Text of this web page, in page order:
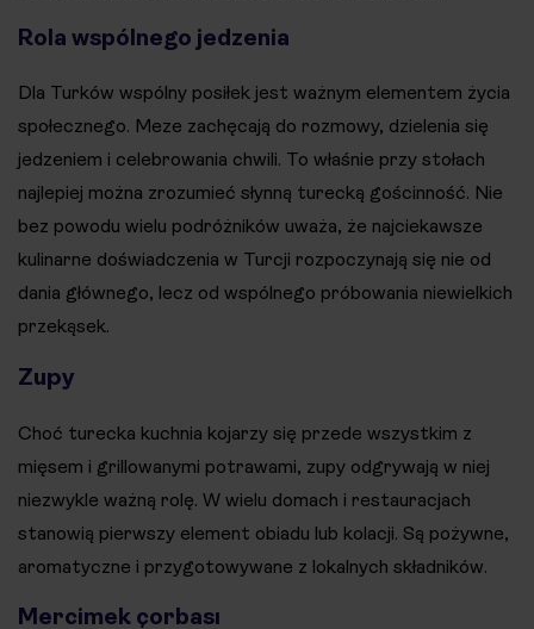
Rola wspólnego jedzenia
Dla Turków wspólny posiłek jest ważnym elementem życia
społecznego. Meze zachęcają do rozmowy, dzielenia się
jedzeniem i celebrowania chwili. To właśnie przy stołach
najlepiej można zrozumieć słynną turecką gościnność. Nie
bez powodu wielu podróżników uważa, że najciekawsze
kulinarne doświadczenia w Turcji rozpoczynają się nie od
dania głównego, lecz od wspólnego próbowania niewielkich
przekąsek.
Zupy
Choć turecka kuchnia kojarzy się przede wszystkim z
mięsem i grillowanymi potrawami, zupy odgrywają w niej
niezwykle ważną rolę. W wielu domach i restauracjach
stanowią pierwszy element obiadu lub kolacji. Są pożywne,
aromatyczne i przygotowywane z lokalnych składników.
Mercimek çorbası